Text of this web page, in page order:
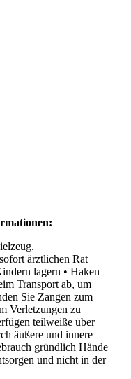
ärztlichen Rat
lagern • Haken
Transport ab, um
Sie Zangen zum
Verletzungen zu
teilweiße über
äußere und innere
gründlich Hände
und nicht in der